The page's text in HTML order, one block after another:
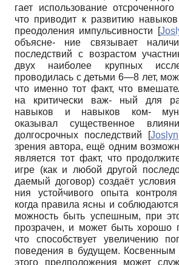
гает использование
что приводит к развитию
преодоления импульсивности
[
объясне- ние связывает
последствий с возрастом
двух наиболее крупных
проводилась с детьми 6—8 лет,
что именно тот факт, что
на критически важ- ный для
навыков и навыков ком-
оказывал существенное
долгосрочных последствий
[
зрения автора, ещё одним
является тот факт, что
игре (как и любой другой
даемый договор) создаёт
ния устойчивого опыта
когда правила ясны и
можность быть успешным, при
прозрачен, и может быть хорошо
что способствует увеличению
поведения в будущем. Косвенным
этого предположения может